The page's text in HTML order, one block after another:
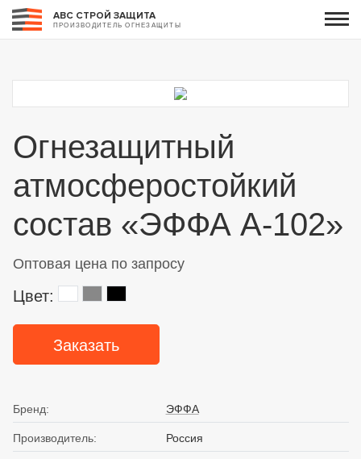
АВС СТРОЙ ЗАЩИТА
ПРОИЗВОДИТЕЛЬ ОГНЕЗАЩИТЫ
Огнезащитный
атмосферостойкий
состав «ЭФФА А-102»
Оптовая цена по запросу
Цвет:
Заказать
Бренд: ЭФФА
Производитель: Россия